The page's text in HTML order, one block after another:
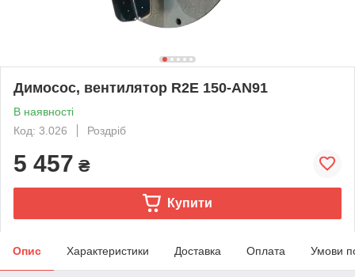
Димосос, вентилятор R2E 150-AN91
В наявності
Код: 3.026
Роздріб
5 457 ₴
Купити
Опис Характеристики Доставка Оплата Умови